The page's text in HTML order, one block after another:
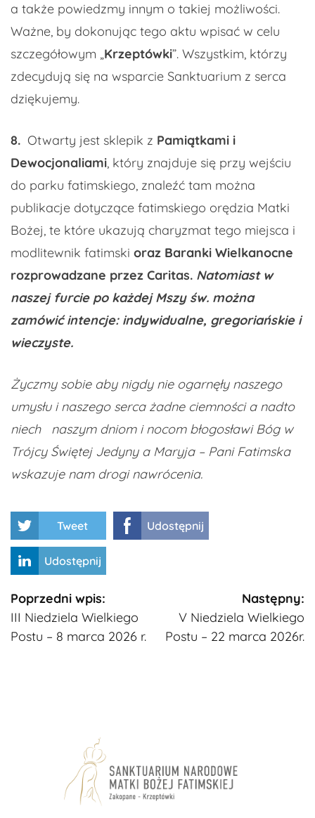
a także powiedzmy innym o takiej możliwości.
Ważne, by dokonując tego aktu wpisać w celu
szczegółowym „Krzeptówki”. Wszystkim, którzy
zdecydują się na wsparcie Sanktuarium z serca
dziękujemy.
8. Otwarty jest sklepik z Pamiątkami i
Dewocjonaliami, który znajduje się przy wejściu
do parku fatimskiego, znaleźć tam można
publikacje dotyczące fatimskiego orędzia Matki
Bożej, te które ukazują charyzmat tego miejsca i
modlitewnik fatimski oraz Baranki Wielkanocne
rozprowadzane przez Caritas. Natomiast w
naszej furcie po każdej Mszy św. można
zamówić intencje: indywidualne, gregoriańskie i
wieczyste.
Życzmy sobie aby nigdy nie ogarnęły naszego
umysłu i naszego serca żadne ciemności a nadto
niech naszym dniom i nocom błogosławi Bóg w
Trójcy Świętej Jedyny a Maryja – Pani Fatimska
wskazuje nam drogi nawrócenia.
Tweet Udostępnij
Udostępnij
Kontynuuj
czytanie
Poprzedni wpis:
III Niedziela Wielkiego
Postu – 8 marca 2026 r.
Następny:
V Niedziela Wielkiego
Postu – 22 marca 2026r.